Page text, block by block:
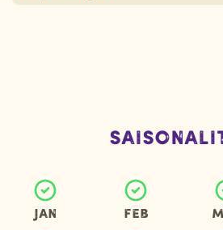
Jan Feb